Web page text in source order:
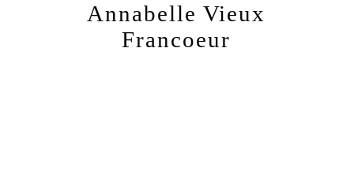
Annabelle Vieux
Francoeur